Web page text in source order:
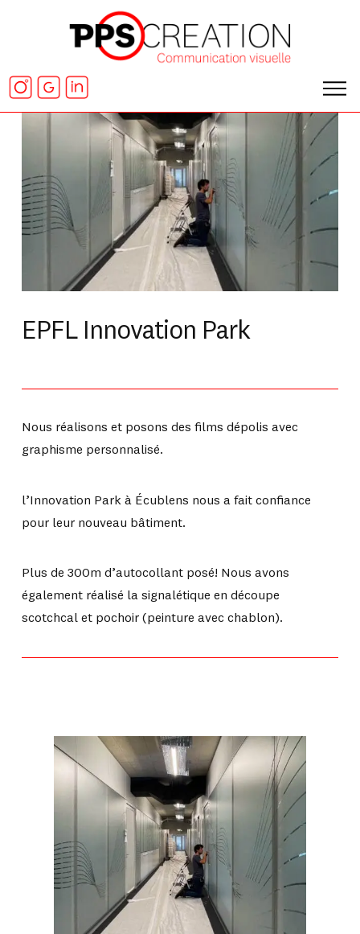
EPFL Innovation Park
Nous réalisons et posons des films dépolis avec
graphisme personnalisé.
l’Innovation Park à Écublens nous a fait confiance
pour leur nouveau bâtiment.
Plus de 300m d’autocollant posé! Nous avons
également réalisé la signalétique en découpe
scotchcal et pochoir (peinture avec chablon).